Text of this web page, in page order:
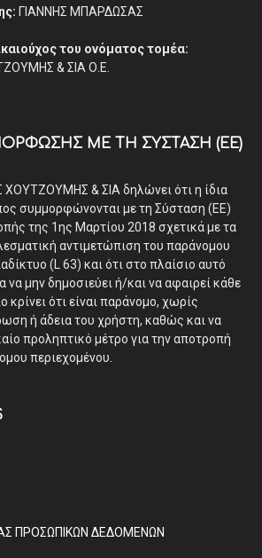
ΓΙΑΝΝΗΣ ΜΠΑΡΔΩΣΑΣ
του ονόματος τομέα:
& ΣΙΑ Ο.Ε.
ΜΕ ΤΗ ΣΎΣΤΑΣΗ (ΕΕ)
& ΣΙΑ δηλώνει ότι η ίδια
συμμορφώνονται με τη Σύσταση (ΕΕ)
της 1ης Μαρτίου 2018 σχετικά με τα
αντιμετώπιση του παράνομου
(L 63) και ότι στο πλαίσιο αυτό
να μην δημοσιεύει ή/και να αφαιρεί κάθε
κρίνει ότι είναι παράνομο, χωρίς
ή άδεια του χρήστη, καθώς και να
προληπτικό μέτρο για την αποτροπή
περιεχομένου.
ΠΡΟΣΩΠΙΚΩΝ ΔΕΔΟΜΕΝΩΝ